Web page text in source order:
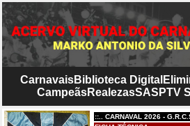
CarnavaisBiblioteca Digital
CampeãsRealezasSASPTV
::.. CARNAVAL 2026 -